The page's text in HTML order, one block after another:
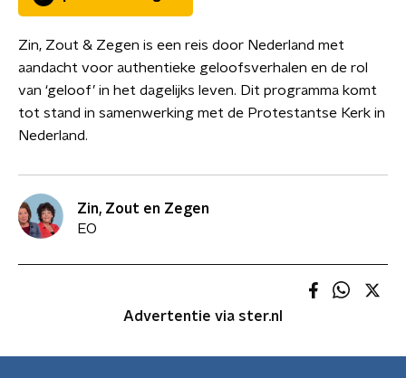
Zin, Zout & Zegen is een reis door Nederland met
aandacht voor authentieke geloofsverhalen en de rol
van ‘geloof’ in het dagelijks leven. Dit programma komt
tot stand in samenwerking met de Protestantse Kerk in
Nederland.
Zin, Zout en Zegen
EO
Advertentie via ster.nl